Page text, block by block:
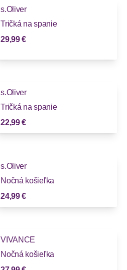
s.Oliver
Tričká na spanie
29,99 €
s.Oliver
Tričká na spanie
22,99 €
s.Oliver
Nočná košieľka
24,99 €
VIVANCE
Nočná košieľka